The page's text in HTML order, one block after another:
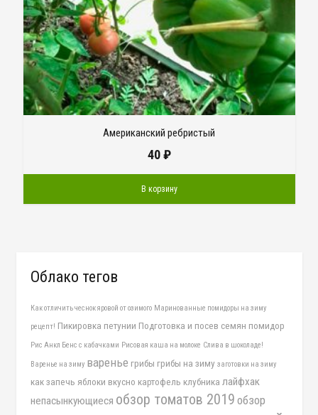
Американский ребристый
40₽
В корзину
Облако тегов
Как отличить чеснок яровой от озимого Маринованные помидоры на зиму
рецепт! Пикировка петунии Подготовка и посев семян помидор
Рис Анкл Бенс с кабачками Рисовая каша на молоке Слива в шоколаде!
Варенье на зиму варенье грибы грибы на зиму заготовки на зиму
как запечь яблоки вкусно картофель клубника лайфхак
непасынкующиеся обзор томатов 2019 обзор